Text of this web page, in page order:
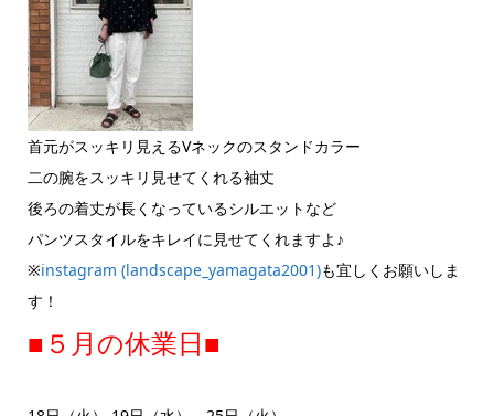
首元がスッキリ見えるVネックのスタンドカラー
二の腕をスッキリ見せてくれる袖丈
後ろの着丈が長くなっているシルエットなど
パンツスタイルをキレイに見せてくれますよ♪
※instagram (landscape_yamagata2001)も宜しくお願いしま
す！
■５月の休業日■